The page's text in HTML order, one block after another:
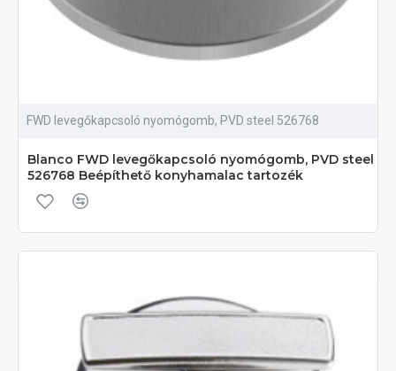
FWD levegőkapcsoló nyomógomb, PVD steel 526768
Blanco FWD levegőkapcsoló nyomógomb, PVD steel
526768 Beépíthető konyhamalac tartozék